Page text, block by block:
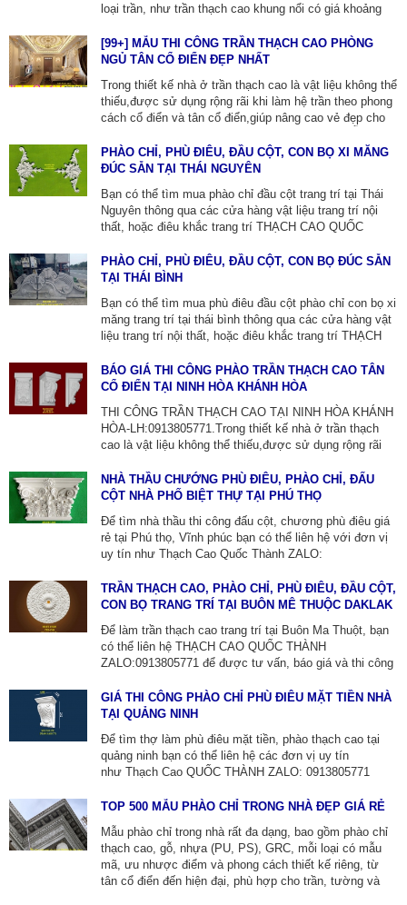
loại trần, như trần thạch cao khung nổi có giá khoảng
cao tại cam ranh, bạn có thể liên hệ các công ty chuyên
thi công và cung cấp vật tư như Thạch cao Quốc Thành
phương.
[99+] MẪU THI CÔNG TRẦN THẠCH CAO PHÒNG
NGỦ TÂN CỔ ĐIỂN ĐẸP NHẤT
Trong thiết kế nhà ở trần thạch cao là vật liệu không thể
thiếu,được sử dụng rộng rãi khi làm hệ trần theo phong
cách cổ điển và tân cổ điển,giúp nâng cao vẻ đẹp cho
CÔNG TRẦN THẠCH CAO TRỌN GÓI -
LH:0913805771.CHUYÊN SẢN XUẤT CỘT XI MĂNG
PHÀO CHỈ, PHÙ ĐIÊU, ĐẦU CỘT, CON BỌ XI MĂNG
ĐÚC SẴN TẠI THÁI NGUYÊN
Bạn có thể tìm mua phào chỉ đầu cột trang trí tại Thái
Nguyên thông qua các cửa hàng vật liệu trang trí nội
thất, hoặc điêu khắc trang trí THẠCH CAO QUỐC
về phào chỉ, phù điêu, con bọ xi măng đúc sẵn tại địa
phương.
PHÀO CHỈ, PHÙ ĐIÊU, ĐẦU CỘT, CON BỌ ĐÚC SẴN
TẠI THÁI BÌNH
Bạn có thể tìm mua phù điêu đầu cột phào chỉ con bọ xi
măng trang trí tại thái bình thông qua các cửa hàng vật
liệu trang trí nội thất, hoặc điêu khắc trang trí THẠCH
ZALO:0913805771, Cty chúng tôi chuyên về phào chỉ,
phù điêu, con bọ xi măng đúc sẵn thi công lắp đặt tại
BÁO GIÁ THI CÔNG PHÀO TRẦN THẠCH CAO TÂN
CỔ ĐIỂN TẠI NINH HÒA KHÁNH HÒA
THI CÔNG TRẦN THẠCH CAO TẠI NINH HÒA KHÁNH
HÒA-LH:0913805771.Trong thiết kế nhà ở trần thạch
cao là vật liệu không thể thiếu,được sử dụng rộng rãi
điển,giúp nâng cao vẻ đẹp cho toàn bộ ngôi nhà trở nên
ấn tượng hơn.SẢN XUẤT CỘT XI MĂNG ĐÚC SẴN,
NHÀ THẦU CHƯỚNG PHÙ ĐIÊU, PHÀO CHỈ, ĐẤU
CỘT NHÀ PHỐ BIỆT THỰ TẠI PHÚ THỌ
Để tìm nhà thầu thi công đấu cột, chương phù điêu giá
rẻ tại Phú thọ, Vĩnh phúc bạn có thể liên hệ với đơn vị
uy tín như Thạch Cao Quốc Thành ZALO:
đài toàn quốc dao động từ khoảng 800.000 VNĐ đến
trên 5.000.000 VNĐ/m² tùy độ phức tạp, hoa văn(hoa lá,
công riêng.
TRẦN THẠCH CAO, PHÀO CHỈ, PHÙ ĐIÊU, ĐẦU CỘT,
CON BỌ TRANG TRÍ TẠI BUÔN MÊ THUỘC DAKLAK
Để làm trần thạch cao trang trí tại Buôn Ma Thuột, bạn
có thể liên hệ THẠCH CAO QUỐC THÀNH
ZALO:0913805771 để được tư vấn, báo giá và thi công
chuyên nghiệp và kinh nghiệm thi công nhiều công trình
có tính thẩm mỹ cao.
GIÁ THI CÔNG PHÀO CHỈ PHÙ ĐIÊU MẶT TIỀN NHÀ
TẠI QUẢNG NINH
Để tìm thợ làm phù điêu mặt tiền, phào thạch cao tại
quảng ninh bạn có thể liên hệ các đơn vị uy tín
như Thạch Cao QUỐC THÀNH ZALO: 0913805771
tiết. Khi lựa chọn hãy tìm hiểu về kinh nghiệm,dịch vụ
xi măng để đảm bảo công trình đẹp và chất lượng.
TOP 500 MẪU PHÀO CHỈ TRONG NHÀ ĐẸP GIÁ RẺ
Mẫu phào chỉ trong nhà rất đa dạng, bao gồm phào chỉ
thạch cao, gỗ, nhựa (PU, PS), GRC, mỗi loại có mẫu
mã, ưu nhược điểm và phong cách thiết kế riêng, từ
tân cổ điển đến hiện đại, phù hợp cho trần, tường và